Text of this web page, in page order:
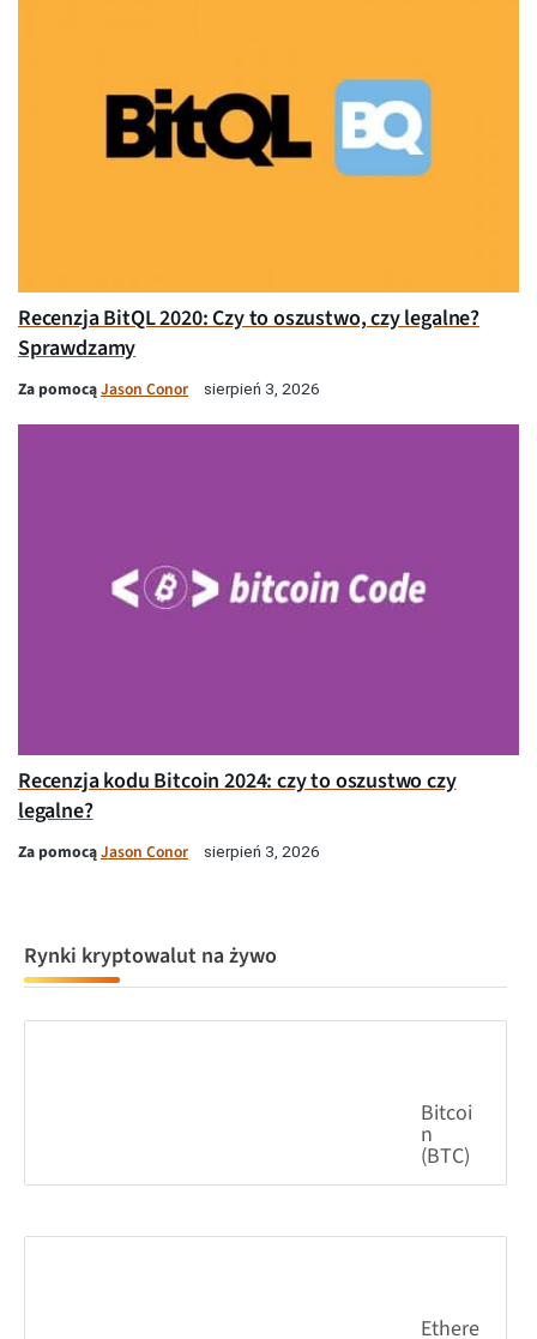
Recenzja BitQL 2020: Czy to oszustwo, czy legalne?
Sprawdzamy
Za pomocąJason Conor sierpień 3, 2026
Recenzja kodu Bitcoin 2024: czy to oszustwo czy
legalne?
Za pomocąJason Conor sierpień 3, 2026
Rynki kryptowalut na żywo
Bitcoi
n
(BTC)
64,790.64 0.38%
Ethere